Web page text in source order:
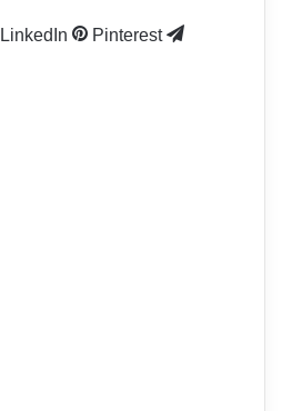
LinkedIn
Pinterest